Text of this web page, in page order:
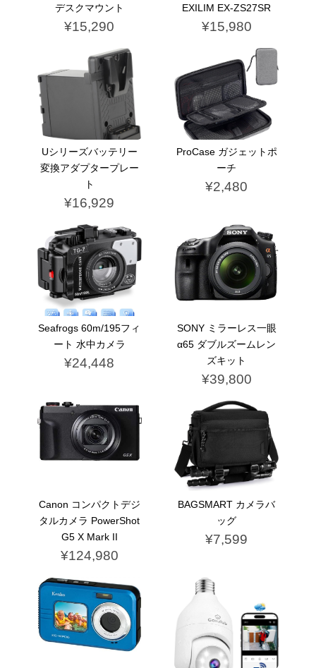
デスクマウント
¥15,290
EXILIM EX-ZS27SR
¥15,980
Uシリーズバッテリー
変換アダプタープレー
ト
¥16,929
ProCase ガジェットポ
ーチ
¥2,480
Seafrogs 60m/195フィ
ート 水中カメラ
¥24,448
SONY ミラーレス一眼
α65 ダブルズームレン
ズキット
¥39,800
Canon コンパクトデジ
タルカメラ PowerShot
G5 X Mark II
¥124,980
BAGSMART カメラバ
ッグ
¥7,599